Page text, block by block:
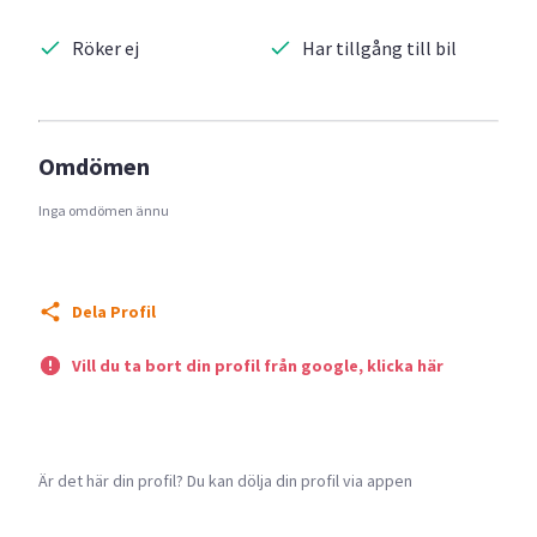
Röker ej Har tillgång till bil
Omdömen
Inga omdömen ännu
Dela Profil
Vill du ta bort din profil från google, klicka här
Är det här din profil? Du kan dölja din profil via appen